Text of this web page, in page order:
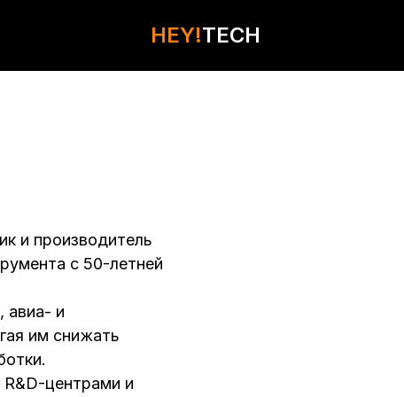
HEY!TECH
и производитель
с 50-летней
авиа- и
им снижать
центрами и
HEY!TECH